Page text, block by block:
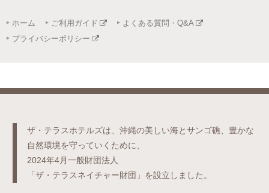
ホーム ご利用ガイド
よくある質問・Q&A
プライバシーポリシー
ザ・テラスホテルズは、沖縄の美しい海とサンゴ礁、豊かな
自然環境を守っていくために、
2024年4月一般財団法人
「ザ・テラスネイチャー財団」を設立しました。